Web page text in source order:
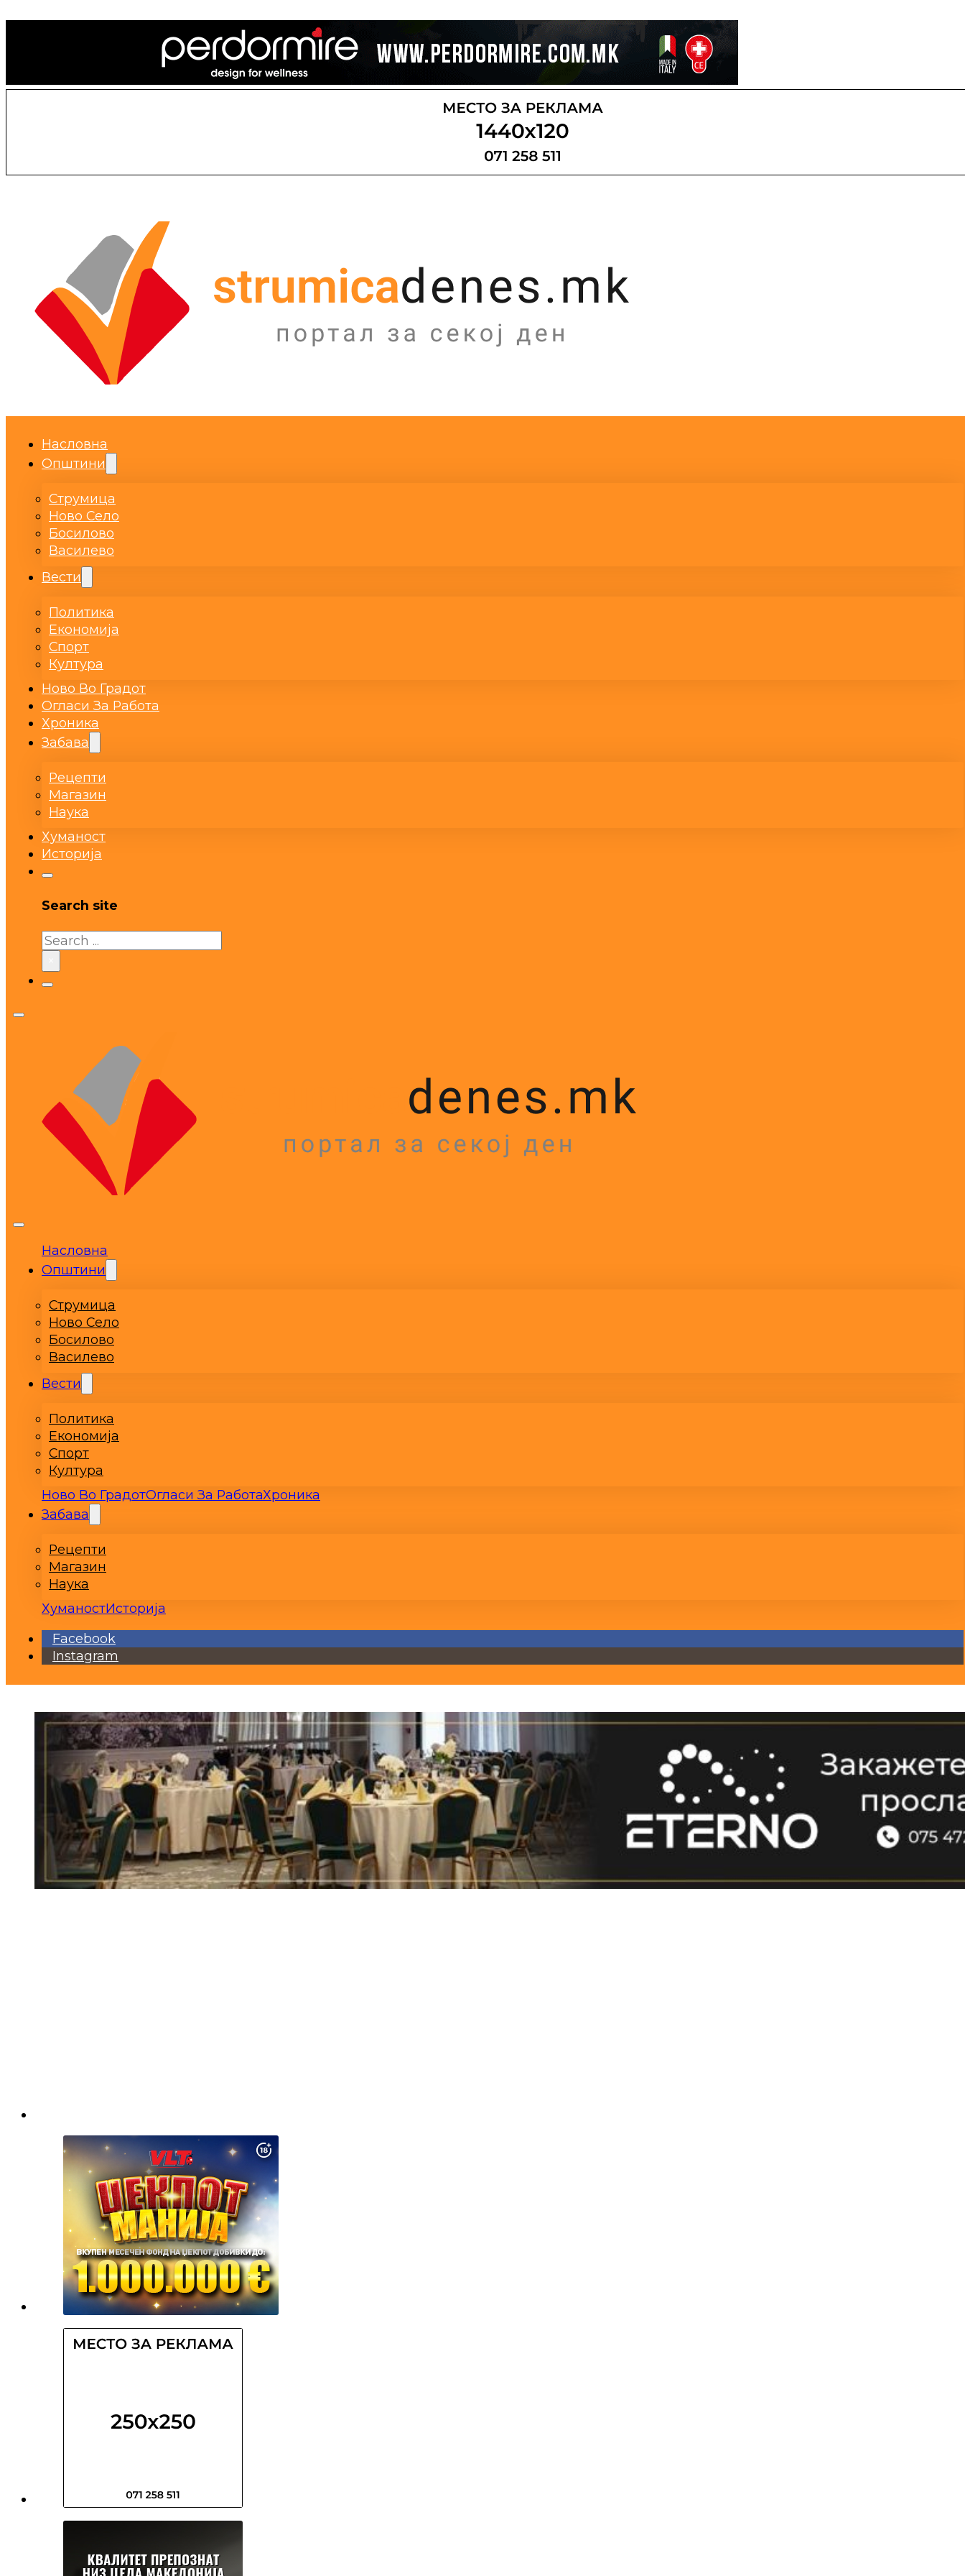
Насловна
Општини
Струмица
Ново Село
Босилово
Василево
Вести
Политика
Економија
Спорт
Култура
Ново Во Градот
Огласи За Работа
Хроника
Забава
Рецепти
Магазин
Наука
Хуманост
Историја
Search site
Search
Насловна
Општини
Струмица
Ново Село
Босилово
Василево
Вести
Политика
Економија
Спорт
Култура
Ново Во ГрадотОгласи За РаботаХроника
Забава
Рецепти
Магазин
Наука
ХуманостИсторија
Facebook
Instagram